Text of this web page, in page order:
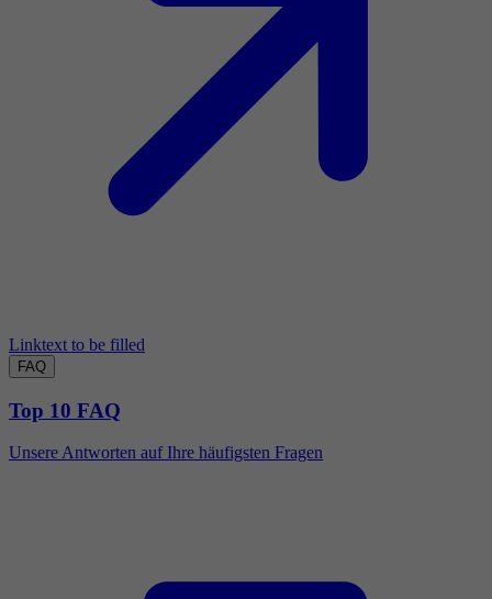
Linktext to be filled
FAQ
Top 10 FAQ
Unsere Antworten auf Ihre häufigsten Fragen